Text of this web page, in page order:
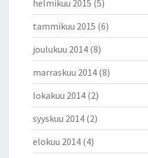
helmikuu 2015 (5)
tammikuu 2015 (6)
joulukuu 2014 (8)
marraskuu 2014 (8)
lokakuu 2014 (2)
syyskuu 2014 (2)
elokuu 2014 (4)